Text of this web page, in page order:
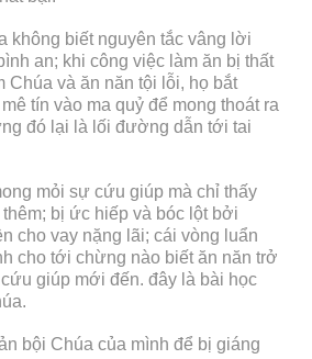
không biết nguyên tắc vâng lời
an; khi công việc làm ăn bị thất
Chúa và ăn năn tội lỗi, họ bắt
tín vào ma quỷ để mong thoát ra
đó lại là lối đường dẫn tới tai
mỏi sự cứu giúp mà chỉ thấy
bị ức hiếp và bóc lột bởi
cho vay nặng lãi; cái vòng luẩn
cho tới chừng nào biết ăn năn trở
giúp mới đến. đây là bài học
bội Chúa của mình để bị giáng